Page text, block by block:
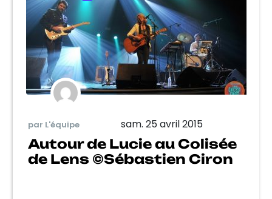
par L'équipe sam. 25 avril 2015
Autour de Lucie au Colisée
de Lens ©Sébastien Ciron